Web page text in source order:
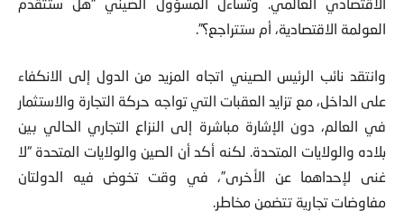
العولمة الاقتصادية، أم ستتراجع؟”.
على الداخل، مع تزايد العقبات التي تواجه حركة التجارة والاستثمار
في العالم، دون الإشارة مباشرة إلى النزاع التجاري الحالي بين
بلاده والولايات المتحدة. لكنه أكد أن الصين والولايات المتحدة “لا
غنى لإحداهما عن الأخرى”، في وقت تخوض فيه الدولتان
مفاوضات تجارية تتضمن مخاطر.